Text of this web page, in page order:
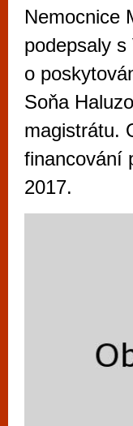
Nemocnice
podepsaly
o
Soňa
magistrátu.
financování
2017.
Mimo jiné je
vyzkoušet
metropoli
po moderní
příležitostné